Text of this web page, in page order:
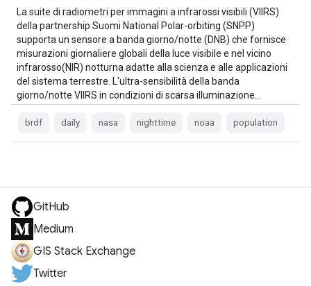
La suite di radiometri per immagini a infrarossi visibili (VIIRS)
della partnership Suomi National Polar-orbiting (SNPP)
supporta un sensore a banda giorno/notte (DNB) che fornisce
misurazioni giornaliere globali della luce visibile e nel vicino
infrarosso(NIR) notturna adatte alla scienza e alle applicazioni
del sistema terrestre. L'ultra-sensibilità della banda
giorno/notte VIIRS in condizioni di scarsa illuminazione…
brdf daily nasa nighttime noaa population
GitHub
Medium
GIS Stack Exchange
Twitter